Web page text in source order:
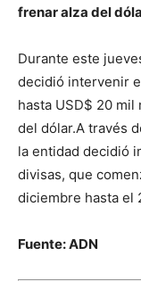
frenar alza del
Durante este
decidió intervenir
hasta USD$ 20
del dólar.A través
la entidad decidió
divisas, que
diciembre hasta el
Fuente: ADN